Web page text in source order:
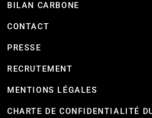
BILAN CARBONE
CONTACT
PRESSE
RECRUTEMENT
MENTIONS LÉGALES
CHARTE DE CONFIDENTIALITÉ